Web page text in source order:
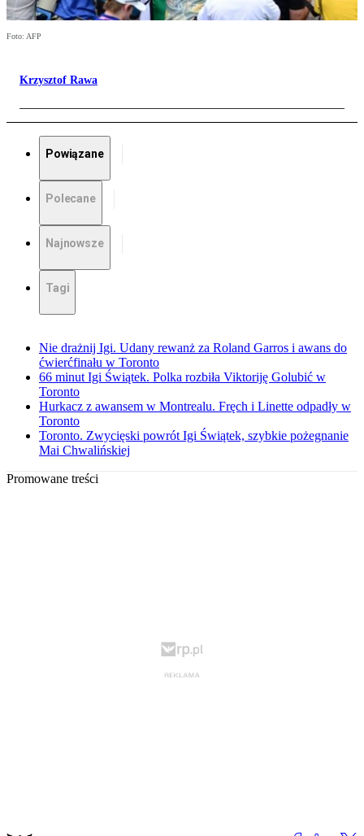
Foto: AFP
Krzysztof Rawa
Powiązane
Polecane
Najnowsze
Tagi
Nie drażnij Igi. Udany rewanż za Roland Garros i awans do
ćwierćfinału w Toronto
66 minut Igi Świątek. Polka rozbiła Viktoriję Golubić w
Toronto
Hurkacz z awansem w Montrealu. Fręch i Linette odpadły w
Toronto
Toronto. Zwycięski powrót Igi Świątek, szybkie pożegnanie
Mai Chwalińskiej
Promowane treści